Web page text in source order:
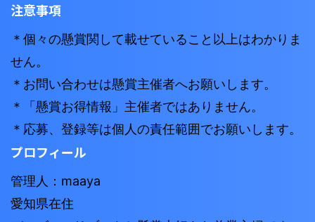
注意事項
＊個々の懸賞関して載せていること以上はわかりま
せん。
＊お問い合わせは懸賞主催者へお願いします。
＊「懸賞お得情報」主催者ではありません。
＊応募、登録等は個人の責任範囲でお願いします。
プロフィール
管理人：maaya
愛知県在住